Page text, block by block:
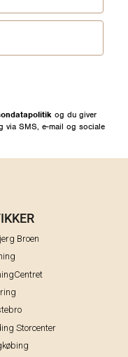
og du giver
via SMS, e-mail og sociale
Broen
Storcenter